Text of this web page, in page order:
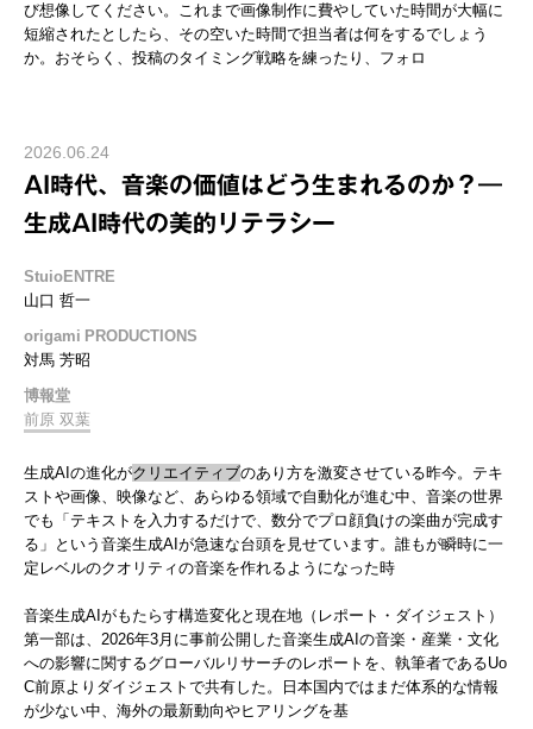
び想像してください。これまで画像制作に費やしていた時間が大幅に
短縮されたとしたら、その空いた時間で担当者は何をするでしょう
か。おそらく、投稿のタイミング戦略を練ったり、フォロ
2026.06.24
AI時代、音楽の価値はどう生まれるのか？―
生成AI時代の美的リテラシー
StuioENTRE
山口 哲一
origami PRODUCTIONS
対馬 芳昭
博報堂
前原 双葉
生成AIの進化がクリエイティブのあり方を激変させている昨今。テキ
ストや画像、映像など、あらゆる領域で自動化が進む中、音楽の世界
でも「テキストを入力するだけで、数分でプロ顔負けの楽曲が完成す
る」という音楽生成AIが急速な台頭を見せています。誰もが瞬時に一
定レベルのクオリティの音楽を作れるようになった時
音楽生成AIがもたらす構造変化と現在地（レポート・ダイジェスト）
第一部は、2026年3月に事前公開した音楽生成AIの音楽・産業・文化
への影響に関するグローバルリサーチのレポートを、執筆者であるUo
C前原よりダイジェストで共有した。日本国内ではまだ体系的な情報
が少ない中、海外の最新動向やヒアリングを基